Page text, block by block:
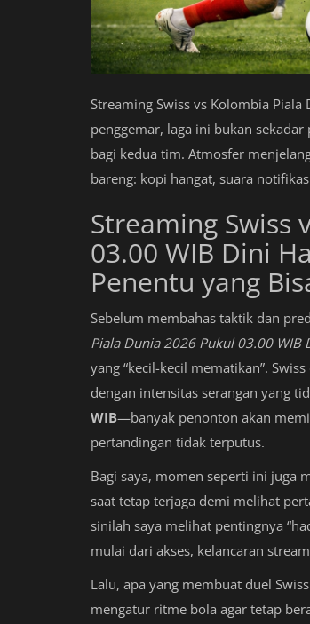
Streaming Swiss vs Kolombia
penggemar, laga ini bukan
bagi kedua tim. Atmosfer
bareng: kopi hangat, suara
Streaming Swiss
03.00 WIB Dini
Penentu yang
Sebelum membahas taktik dan
Piala Dunia 2026 Pukul 03.00
yang “kecil-kecil mematikan”.
dengan intensitas serangan yang
WIB—banyak penonton akan
pertandingan tidak terputus.
Bagi saya, momen seperti ini juga
saat tetap terjaga demi melihat
sinilah saya melihat pentingnya
mulai dari akses, kelancaran
Lalu, apa yang membuat duel
mengatur ritme bola agar tetap